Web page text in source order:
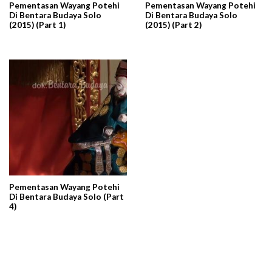
Pementasan Wayang Potehi
Di Bentara Budaya Solo
(2015) (Part 1)
Pementasan Wayang Potehi
Di Bentara Budaya Solo
(2015) (Part 2)
Pementasan Wayang Potehi
Di Bentara Budaya Solo (Part
4)